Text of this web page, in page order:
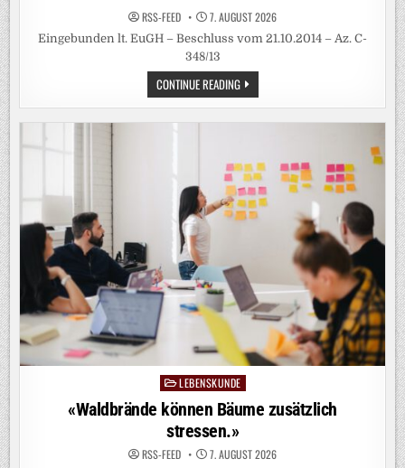
RSS-FEED 7. AUGUST 2026
Eingebunden lt. EuGH – Beschluss vom 21.10.2014 – Az. C-
348/13
CONTINUE READINGHITZE
BEEINFLUSST
FRUCHTBARKEIT
Posted
in
LEBENSKUNDE
«Waldbrände können Bäume zusätzlich
stressen.»
RSS-FEED 7. AUGUST 2026